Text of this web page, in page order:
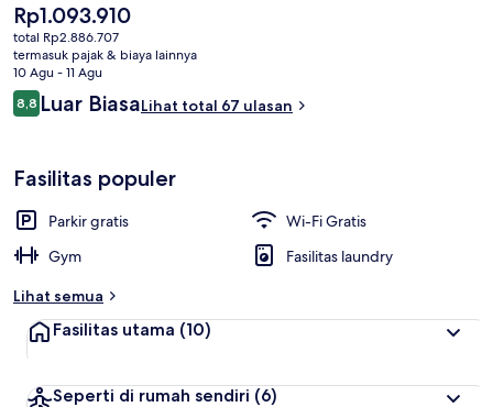
Harga
saat
ini
Rp1.093.910
Rp1.093.910
total Rp2.886.707
termasuk pajak & biaya lainnya
10 Agu - 11 Agu
Ulasan
8,88,8 dari 10
Luar BiasaLihat total 67 ulasan
Fasilitas populer
Parkir gratis
Wi-Fi Gratis
Gym
Fasilitas laundry
Lihat semua
Fasilitas utama (10)
Seperti di rumah sendiri (6)